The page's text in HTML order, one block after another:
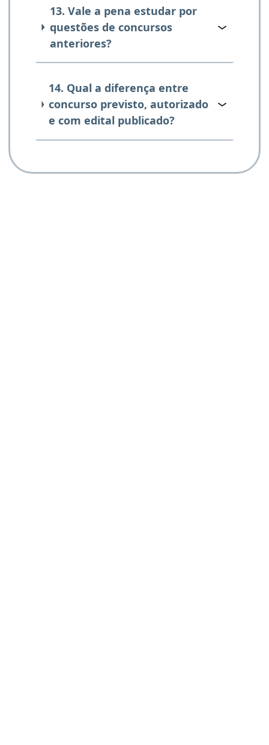
13. Vale a pena estudar por
questões de concursos
anteriores?
14. Qual a diferença entre
concurso previsto, autorizado
e com edital publicado?